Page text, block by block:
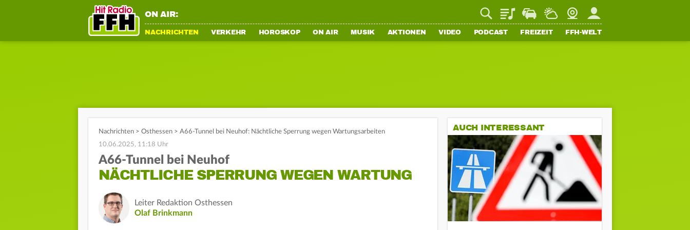
ON AIR: PlaylistStaupilotWetterWebcamMein FFH
NACHRICHTEN VERKEHR HOROSKOP ON AIR MUSIK AKTIONEN VIDEO PODCAST FREIZEIT FFH-WELT
Nachrichten > Osthessen > A66-Tunnel bei Neuhof: Nächtliche Sperrung wegen Wartungsarbeiten
10.06.2025, 11:18 Uhr
A66-Tunnel bei Neuhof
NÄCHTLICHE SPERRUNG WEGEN WARTUNG
Leiter Redaktion Osthessen
Olaf Brinkmann
AUCH INTERESSANT